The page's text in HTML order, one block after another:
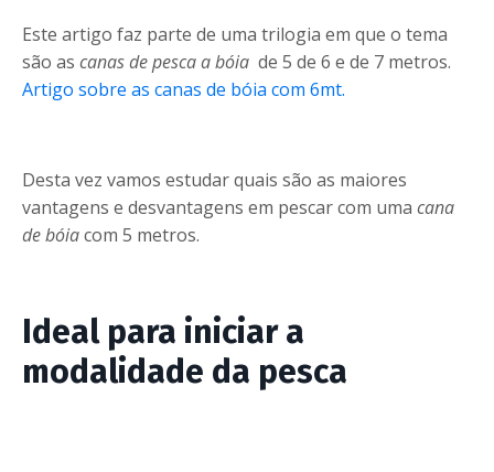
Este artigo faz parte de uma trilogia em que o tema
são as canas de pesca a bóia de 5 de 6 e de 7 metros.
Artigo sobre as canas de bóia com 6mt.
Desta vez vamos estudar quais são as maiores
vantagens e desvantagens em pescar com uma cana
de bóiacom 5 metros.
Ideal para iniciar a
modalidade da pesca